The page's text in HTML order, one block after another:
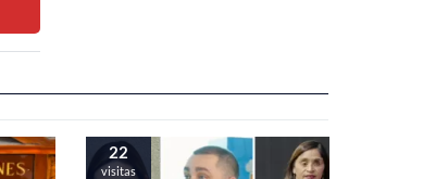
22
visitas